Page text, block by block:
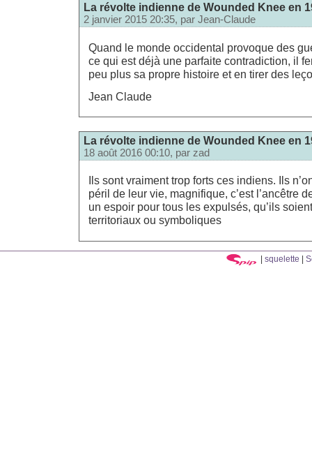
La révolte indienne de Wounded Knee en
2 janvier 2015 20:35, par Jean-Claude
Quand le monde occidental provoque des
ce qui est déjà une parfaite contradiction, il
peu plus sa propre histoire et en tirer des
Jean Claude
La révolte indienne de Wounded Knee en
18 août 2016 00:10, par zad
Ils sont vraiment trop forts ces indiens. Ils
péril de leur vie, magnifique, c’est l’ancêtre
un espoir pour tous les expulsés, qu’ils
territoriaux ou symboliques
squelette